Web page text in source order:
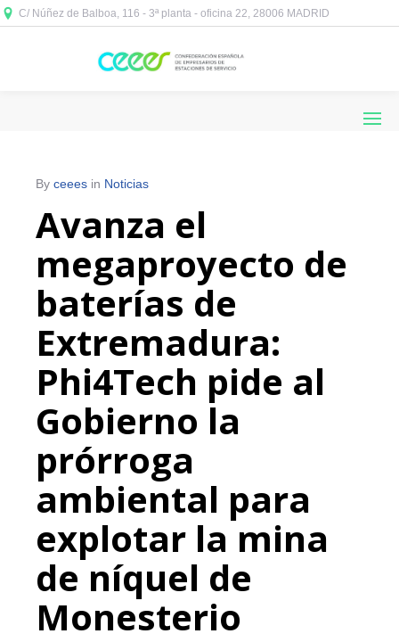
C/ Núñez de Balboa, 116 - 3ª planta - oficina 22, 28006 MADRID
By ceees in Noticias
Avanza el
megaproyecto de
baterías de
Extremadura:
Phi4Tech pide al
Gobierno la
prórroga
ambiental para
explotar la mina
de níquel de
Monesterio